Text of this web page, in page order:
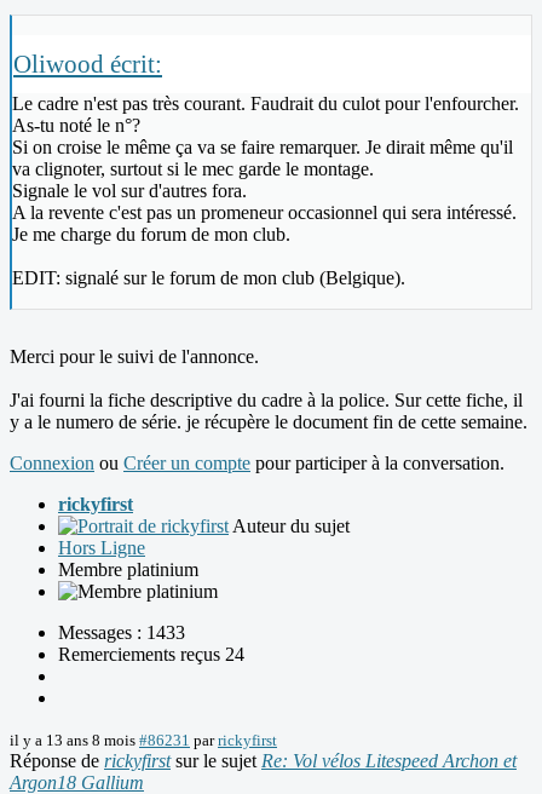
Oliwood écrit:
Le cadre n'est pas très courant. Faudrait du culot pour l'enfourcher.
As-tu noté le n°?
Si on croise le même ça va se faire remarquer. Je dirait même qu'il
va clignoter, surtout si le mec garde le montage.
Signale le vol sur d'autres fora.
A la revente c'est pas un promeneur occasionnel qui sera intéressé.
Je me charge du forum de mon club.
EDIT: signalé sur le forum de mon club (Belgique).
Merci pour le suivi de l'annonce.
J'ai fourni la fiche descriptive du cadre à la police. Sur cette fiche, il
y a le numero de série. je récupère le document fin de cette semaine.
Connexion ou Créer un compte pour participer à la conversation.
rickyfirst
Auteur du sujet
Hors Ligne
Membre platinium
Messages : 1433
Remerciements reçus 24
il y a 13 ans 8 mois #86231 parrickyfirst
Réponse de rickyfirstsur le sujet Re: Vol vélos Litespeed Archon et
Argon18 Gallium